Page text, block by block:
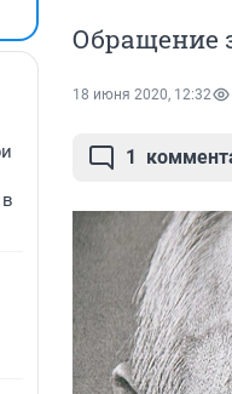
Обращение
18 июня 2020, 12:32
1